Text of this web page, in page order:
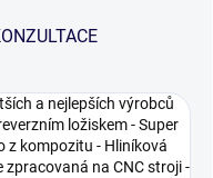
a nejlepších výrobců
ložiskem - Super
z kompozitu - Hliníková
zpracovaná na CNC stroji -